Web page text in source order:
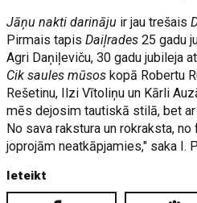
Jāņu nakti darināju ir jau trešais
Pirmais tapisDaiļrades 25 gadu
Agri Daņiļeviču, 30 gadu jubileja
Cik saules mūsoskopā Robertu
Rešetinu, Ilzi Vītoliņu un Kārli
mēs dejosim tautiskā stilā, bet
No sava rakstura un rokraksta,
joprojām neatkāpjamies," saka I.
Ieteikt